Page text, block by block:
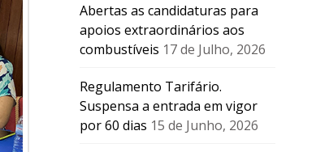
Abertas as candidaturas para
apoios extraordinários aos
combustíveis 17 de Julho, 2026
Regulamento Tarifário.
Suspensa a entrada em vigor
por 60 dias 15 de Junho, 2026